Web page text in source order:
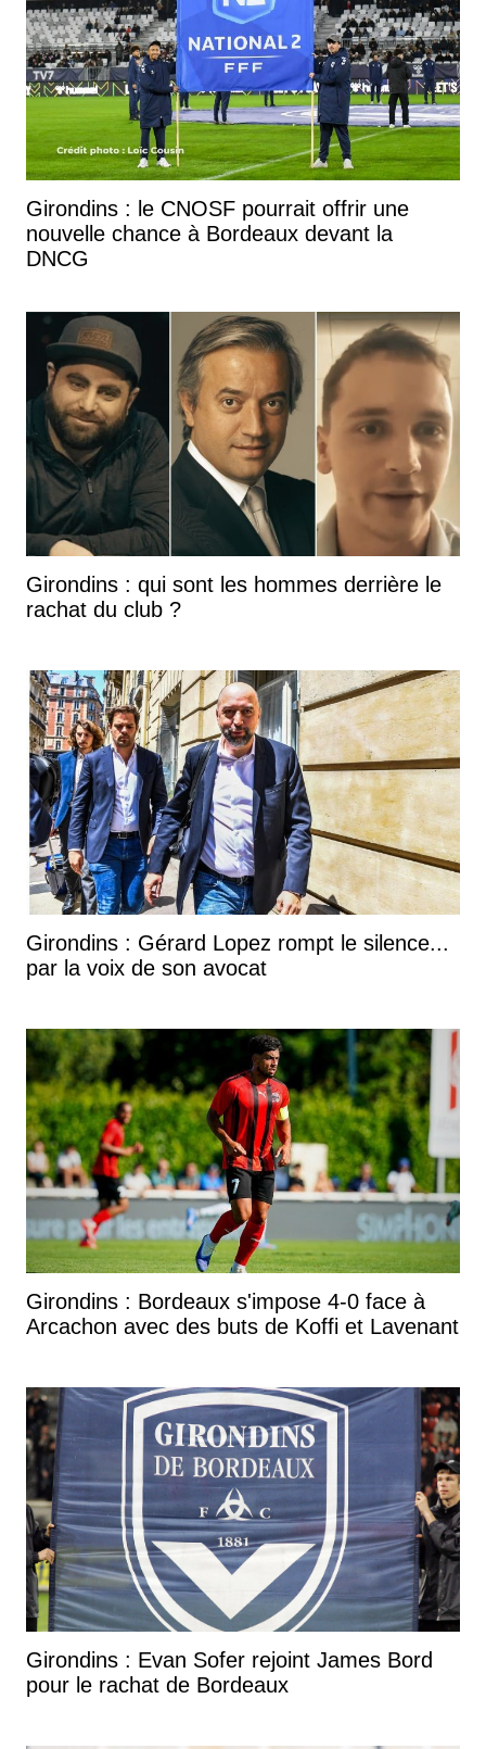
Girondins : le CNOSF pourrait offrir une
nouvelle chance à Bordeaux devant la
DNCG
Girondins : qui sont les hommes derrière le
rachat du club ?
Girondins : Gérard Lopez rompt le silence...
par la voix de son avocat
Girondins : Bordeaux s'impose 4-0 face à
Arcachon avec des buts de Koffi et Lavenant
Girondins : Evan Sofer rejoint James Bord
pour le rachat de Bordeaux